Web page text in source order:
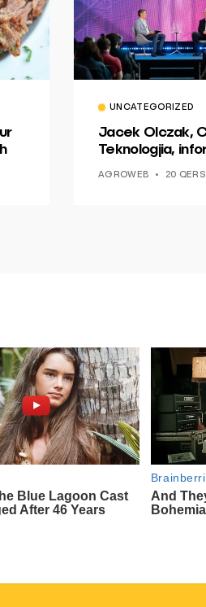
UNCATEGORIZED
Jacek Olczak,
Teknologjia,
AGROWEB 20